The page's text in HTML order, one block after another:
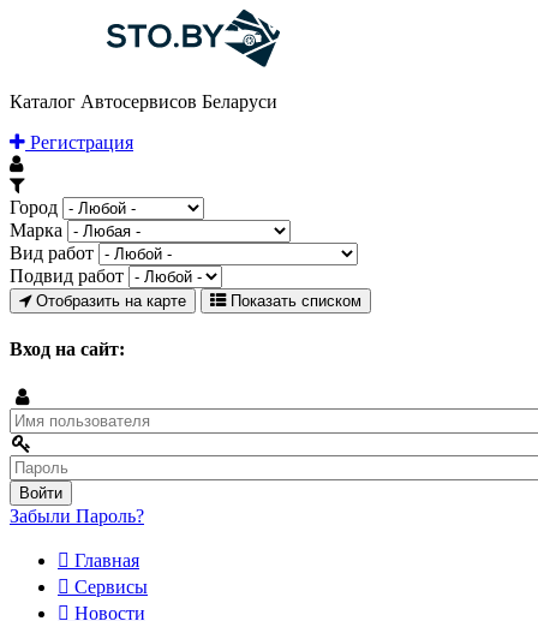
Каталог Автосервисов Беларуси
Регистрация
Город
Марка
Вид работ
Подвид работ
Отобразить на карте Показать списком
Вход на сайт:
Забыли Пароль?
Главная
Сервисы
Новости